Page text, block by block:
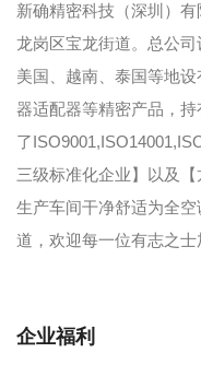
新确精密科技（深圳）
龙岗区宝龙街道。总公
美国、越南、泰国等地
器适配器等精密产品，
了
三级标准化企业】以及【
生产车间干净舒适为全
道，欢迎每一位有志之士
2011年5月转型升级成“
技 翔 创 変
企业福利